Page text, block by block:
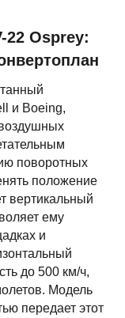
22 Osprey:
и Boeing,
поворотных
положение
вертикальный
ему
и
до 500 км/ч,
Модель
передает этот